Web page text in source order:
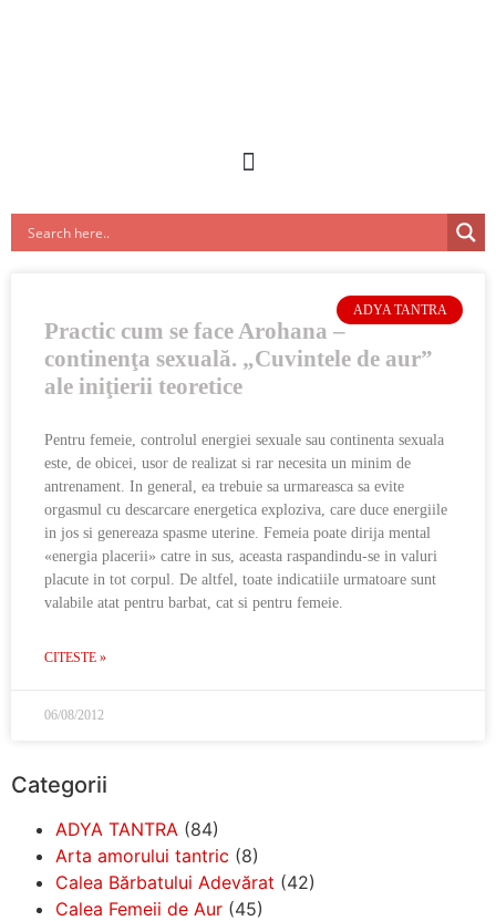
ADYA TANTRA
Practic cum se face Arohana –
continenţa sexuală. „Cuvintele de aur”
ale iniţierii teoretice
Pentru femeie, controlul energiei sexuale sau continenta sexuala
este, de obicei, usor de realizat si rar necesita un minim de
antrenament. In general, ea trebuie sa urmareasca sa evite
orgasmul cu descarcare energetica exploziva, care duce energiile
in jos si genereaza spasme uterine. Femeia poate dirija mental
«energia placerii» catre in sus, aceasta raspandindu-se in valuri
placute in tot corpul. De altfel, toate indicatiile urmatoare sunt
valabile atat pentru barbat, cat si pentru femeie.
CITESTE »
06/08/2012
Categorii
ADYA TANTRA (84)
Arta amorului tantric (8)
Calea Bărbatului Adevărat (42)
Calea Femeii de Aur (45)